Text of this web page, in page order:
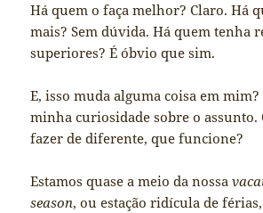
Há quem o faça melhor? Claro. Há
mais? Sem dúvida. Há quem tenha
superiores? É óbvio que sim.
E, isso muda alguma coisa em mim?
minha curiosidade sobre o assunto.
fazer de diferente, que funcione?
Estamos quase a meio da nossa
season, ou estação ridícula de